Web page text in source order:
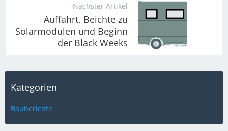
Nächster Artikel
Auffahrt, Beichte zu
Solarmodulen und Beginn
der Black Weeks
Kategorien
Bauberichte